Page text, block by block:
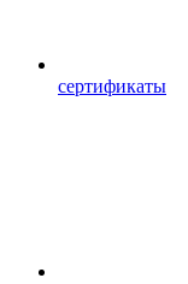
сертификаты